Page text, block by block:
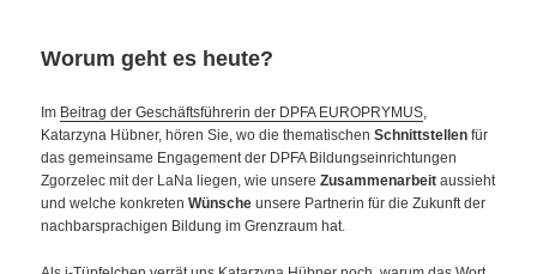
Worum geht es heute?
Im Beitrag der Geschäftsführerin der DPFA EUROPRYMUS,
Katarzyna Hübner, hören Sie, wo die thematischenSchnittstellenfür
das gemeinsame Engagement der DPFA Bildungseinrichtungen
Zgorzelec mit der LaNa liegen, wie unsereZusammenarbeit aussieht
und welche konkretenWünsche unsere Partnerin für die Zukunft der
nachbarsprachigen Bildung im Grenzraum hat.